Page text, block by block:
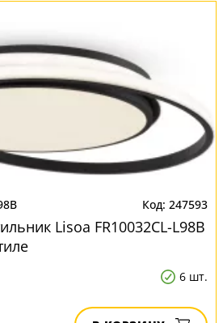
247593
Lisoa FR10032CL-L98B
6 шт.